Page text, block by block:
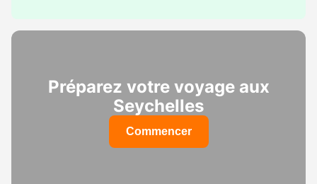
Préparez votre voyage aux
Seychelles
Commencer